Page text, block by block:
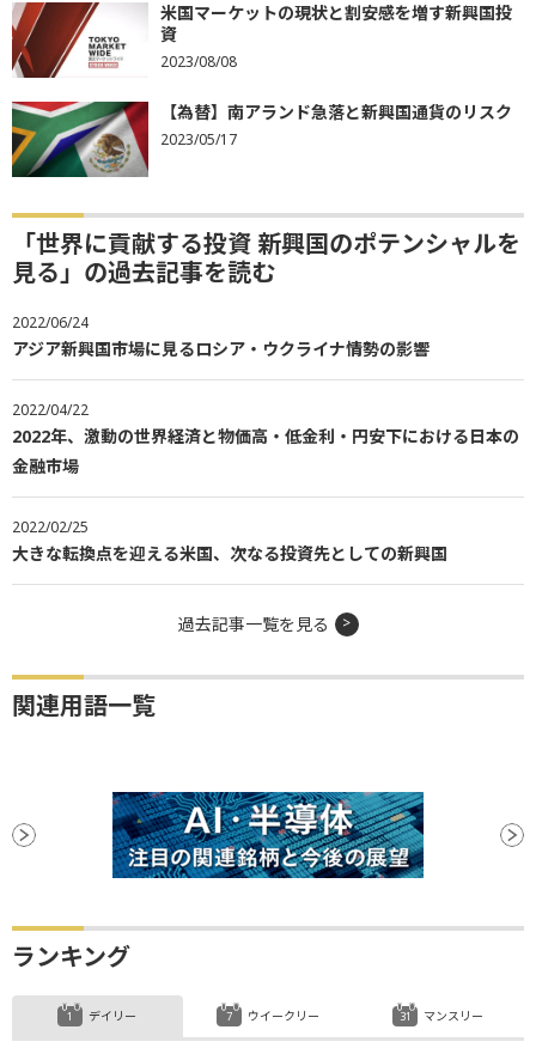
米国マーケットの現状と割安感を増す新興国投
資
2023/08/08
【為替】南アランド急落と新興国通貨のリスク
2023/05/17
「世界に貢献する投資 新興国のポテンシャルを
見る」の過去記事を読む
2022/06/24
アジア新興国市場に見るロシア・ウクライナ情勢の影響
2022/04/22
2022年、激動の世界経済と物価高・低金利・円安下における日本の
金融市場
2022/02/25
大きな転換点を迎える米国、次なる投資先としての新興国
過去記事一覧を見る
関連用語一覧
ランキング
デイリー ウイークリー マンスリー